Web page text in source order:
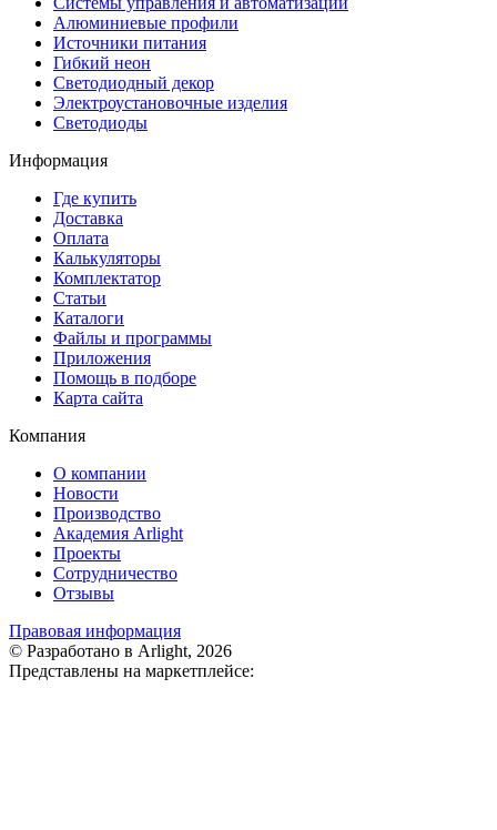
Алюминиевые профили
Источники питания
Гибкий неон
Светодиодный декор
Электроустановочные изделия
Светодиоды
Информация
Где купить
Доставка
Оплата
Калькуляторы
Комплектатор
Статьи
Каталоги
Файлы и программы
Приложения
Помощь в подборе
Карта сайта
Компания
О компании
Новости
Производство
Академия Arlight
Проекты
Сотрудничество
Отзывы
Правовая информация
© Разработано в Arlight, 2026
Представлены на маркетплейсе: